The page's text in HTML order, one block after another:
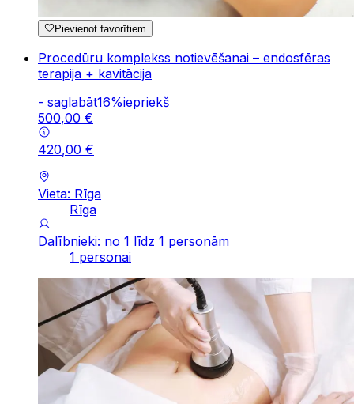
Pievienot favorītiem
Procedūru komplekss notievēšanai – endosfēras
terapija + kavitācija
- saglabāt16%iepriekš
500,00 €
420,00 €
Vieta: Rīga
Rīga
Dalībnieki: no 1 līdz 1 personām
1 personai